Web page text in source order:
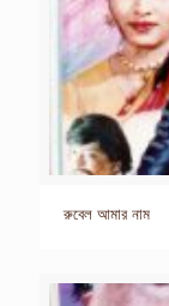
রুবেল আমার নাম